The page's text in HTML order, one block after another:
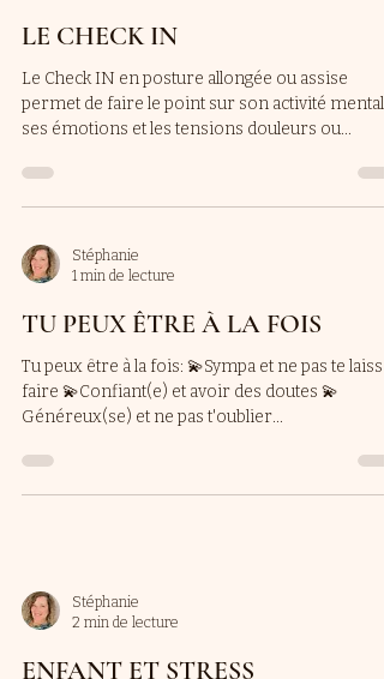
LE CHECK IN
Le Check IN en posture allongée ou assise
permet de faire le point sur son activité
ses émotions et les tensions douleurs ou...
Stéphanie
1 min de lecture
TU PEUX ÊTRE À LA FOIS
Tu peux être à la fois: 💫Sympa et ne pas te
faire 💫Confiant(e) et avoir des doutes 💫
Généreux(se) et ne pas t'oublier...
Stéphanie
2 min de lecture
ENFANT ET STRESS